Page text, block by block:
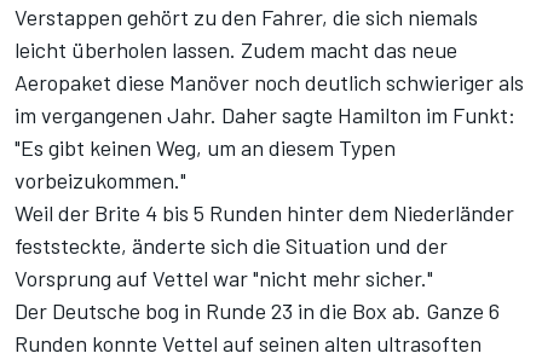
Verstappen gehört zu den Fahrer, die sich niemals
leicht überholen lassen. Zudem macht das neue
Aeropaket diese Manöver noch deutlich schwieriger als
im vergangenen Jahr. Daher sagte Hamilton im Funkt:
"Es gibt keinen Weg, um an diesem Typen
vorbeizukommen."
Weil der Brite 4 bis 5 Runden hinter dem Niederländer
feststeckte, änderte sich die Situation und der
Vorsprung auf Vettel war "nicht mehr sicher."
Der Deutsche bog in Runde 23 in die Box ab. Ganze 6
Runden konnte Vettel auf seinen alten ultrasoften